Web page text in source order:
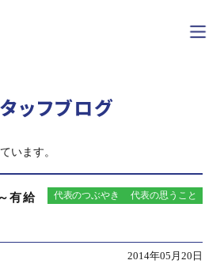
ッフブログ
います。
有給
代表のつぶやき 代表の思うこと
2014年05月20日